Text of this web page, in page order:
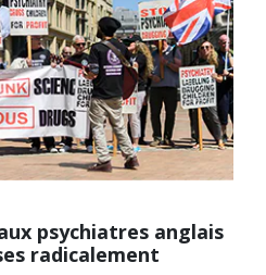
psychiatres anglais
radicalement